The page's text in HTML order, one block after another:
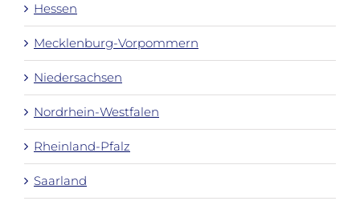
Hessen
Mecklenburg-Vorpommern
Niedersachsen
Nordrhein-Westfalen
Rheinland-Pfalz
Saarland